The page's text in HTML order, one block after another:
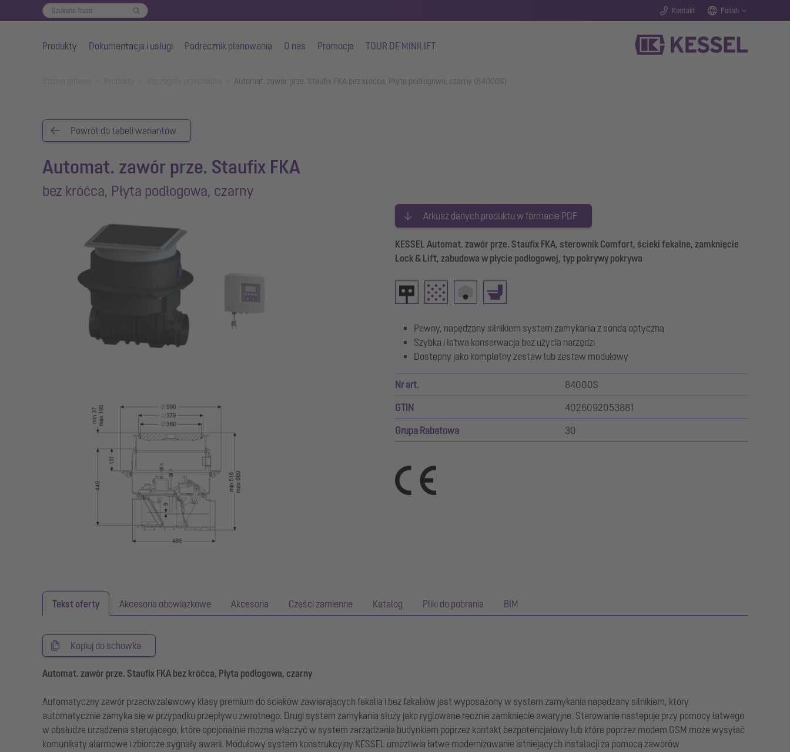
Kontakt Polish
Produkty Dokumentacja i usługi Podręcznik planowania O nas Promocja TOUR DE MINILIFT
Automat. zawór prze. Staufix FKA bez króćca, Płyta podłogowa, czarny (84000S)
Powrót do tabeli wariantów
Automat. zawór prze. Staufix FKA
bez króćca, Płyta podłogowa, czarny
Arkusz danych produktu w formacie PDF
KESSEL Automat. zawór prze. Staufix FKA, sterownik Comfort, ścieki fekalne, zamknięcie
Lock & Lift, zabudowa w płycie podłogowej, typ pokrywy pokrywa
Pewny, napędzany silnikiem system zamykania z sondą optyczną
Szybka i łatwa konserwacja bez użycia narzędzi
Dostępny jako kompletny zestaw lub zestaw modułowy
Nr art. 84000S
GTIN 4026092053881
Grupa Rabatowa 30
Tekst oferty Akcesoria obowiązkowe Akcesoria Części zamienne Katalog Pliki do pobrania BIM
Kopiuj do schowka
Automat. zawór prze. Staufix FKA bez króćca, Płyta podłogowa, czarny
Automatyczny zawór przeciwzalewowy klasy premium do ścieków zawierających fekalia i bez fekaliów jest wyposażony w system zamykania napędzany silnikiem, który
automatycznie zamyka się w przypadku przepływu zwrotnego. Drugi system zamykania służy jako ryglowane ręcznie zamknięcie awaryjne. Sterowanie następuje przy pomocy łatwego
w obsłudze urządzenia sterującego, które opcjonalnie można włączyć w system zarządzania budynkiem poprzez kontakt bezpotencjałowy lub które poprzez modem GSM może wysyłać
komunikaty alarmowe i zbiorcze sygnały awarii. Modułowy system konstrukcyjny KESSEL umożliwia łatwe modernizowanie istniejących instalacji za pomocą zaworów